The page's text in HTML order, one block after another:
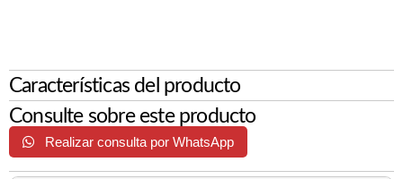
Características del producto
Consulte sobre este producto
Realizar consulta por WhatsApp